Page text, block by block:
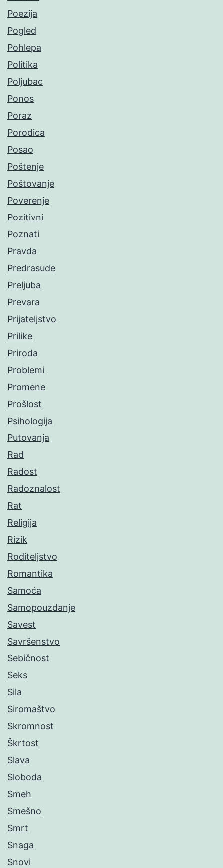
Poezija
Pogled
Pohlepa
Politika
Poljubac
Ponos
Poraz
Porodica
Posao
Poštenje
Poštovanje
Poverenje
Pozitivni
Poznati
Pravda
Predrasude
Preljuba
Prevara
Prijateljstvo
Prilike
Priroda
Problemi
Promene
Prošlost
Psihologija
Putovanja
Rad
Radost
Radoznalost
Rat
Religija
Rizik
Roditeljstvo
Romantika
Samoća
Samopouzdanje
Savest
Savršenstvo
Sebičnost
Seks
Sila
Siromaštvo
Skromnost
Škrtost
Slava
Sloboda
Smeh
Smešno
Smrt
Snaga
Snovi